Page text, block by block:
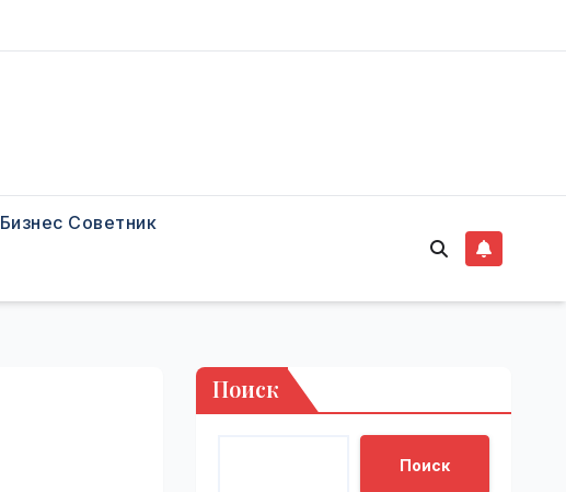
Бизнес Советник
Поиск
Поиск